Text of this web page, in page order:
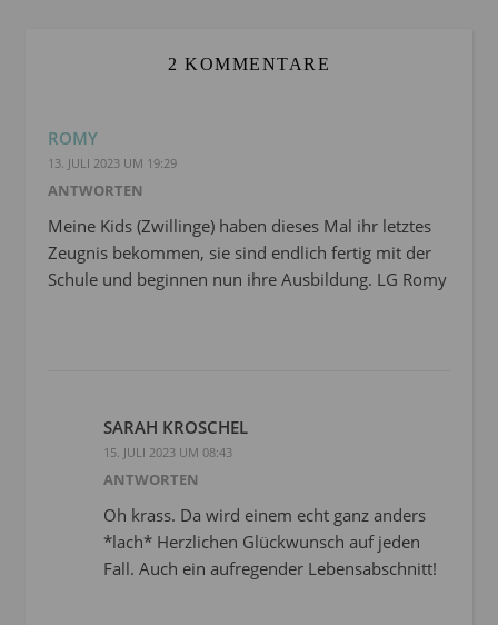
2 KOMMENTARE
ROMY
13. JULI 2023 UM 19:29
ANTWORTEN
Meine Kids (Zwillinge) haben dieses Mal ihr letztes
Zeugnis bekommen, sie sind endlich fertig mit der
Schule und beginnen nun ihre Ausbildung. LG Romy
SARAH KROSCHEL
15. JULI 2023 UM 08:43
ANTWORTEN
Oh krass. Da wird einem echt ganz anders
*lach* Herzlichen Glückwunsch auf jeden
Fall. Auch ein aufregender Lebensabschnitt!